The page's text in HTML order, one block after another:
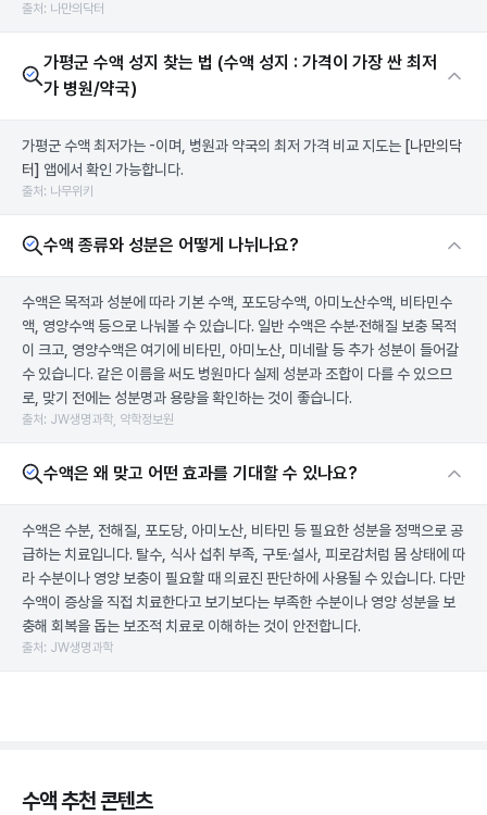
출처: 나만의닥터
가평군 수액 성지 찾는 법 (수액 성지 : 가격이 가장 싼 최저
가 병원/약국)
가평군 수액 최저가는 -이며, 병원과 약국의 최저 가격 비교 지도는 [나만의닥
터] 앱에서 확인 가능합니다.
출처: 나무위키
수액 종류와 성분은 어떻게 나뉘나요?
수액은 목적과 성분에 따라 기본 수액, 포도당수액, 아미노산수액, 비타민수
액, 영양수액 등으로 나눠볼 수 있습니다. 일반 수액은 수분·전해질 보충 목적
이 크고, 영양수액은 여기에 비타민, 아미노산, 미네랄 등 추가 성분이 들어갈
수 있습니다. 같은 이름을 써도 병원마다 실제 성분과 조합이 다를 수 있으므
로, 맞기 전에는 성분명과 용량을 확인하는 것이 좋습니다.
출처: JW생명과학, 약학정보원
수액은 왜 맞고 어떤 효과를 기대할 수 있나요?
수액은 수분, 전해질, 포도당, 아미노산, 비타민 등 필요한 성분을 정맥으로 공
급하는 치료입니다. 탈수, 식사 섭취 부족, 구토·설사, 피로감처럼 몸 상태에 따
라 수분이나 영양 보충이 필요할 때 의료진 판단하에 사용될 수 있습니다. 다만
수액이 증상을 직접 치료한다고 보기보다는 부족한 수분이나 영양 성분을 보
충해 회복을 돕는 보조적 치료로 이해하는 것이 안전합니다.
출처: JW생명과학
수액 추천 콘텐츠